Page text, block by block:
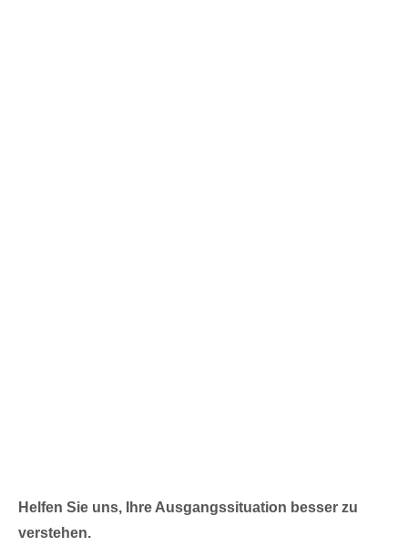
Helfen Sie uns, Ihre Ausgangssituation besser zu
verstehen.